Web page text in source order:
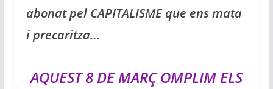
abonat pel CAPITALISME que ens mata
i precaritza…
AQUEST 8 DE MARÇ OMPLIM ELS